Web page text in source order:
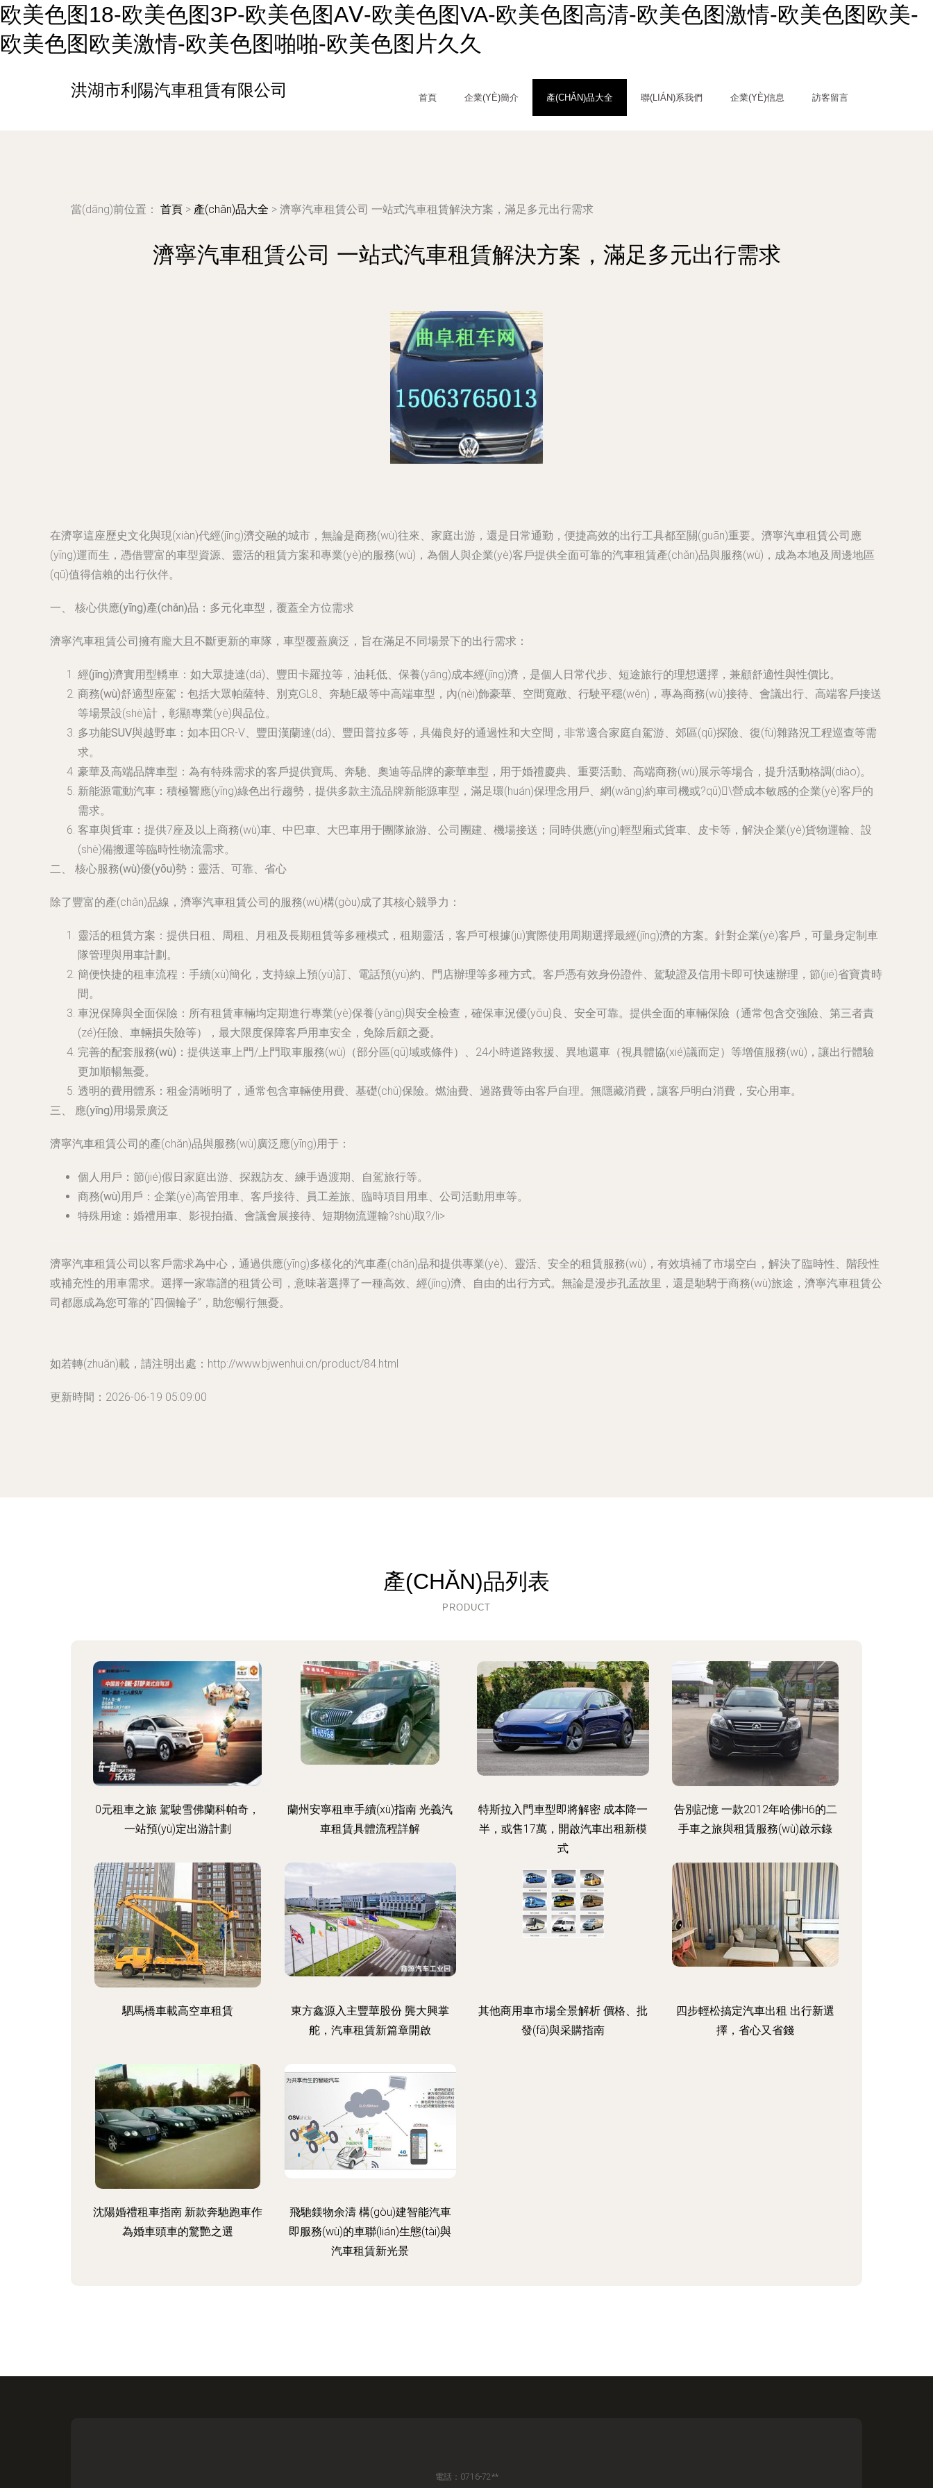
欧美色图18-欧美色图3P-欧美色图AⅤ-欧美色图VA-欧美色图高清-欧美色图激情-欧美色图欧美-
欧美色图欧美激情-欧美色图啪啪-欧美色图片久久
洪湖市利陽汽車租賃有限公司 首頁 企業(YÈ)簡介 產(CHǍN)品大全 聯(LIÁN)系我們 企業(YÈ)信息 訪客留言
當(dāng)前位置： 首頁 > 產(chǎn)品大全 > 濟寧汽車租賃公司 一站式汽車租賃解決方案，滿足多元出行需求
濟寧汽車租賃公司 一站式汽車租賃解決方案，滿足多元出行需求
在濟寧這座歷史文化與現(xiàn)代經(jīng)濟交融的城市，無論是商務(wù)往來、家庭出游，還是日常通勤，便捷高效的出行工具都至關(guān)重要。濟寧汽車租賃公司應
(yīng)運而生，憑借豐富的車型資源、靈活的租賃方案和專業(yè)的服務(wù)，為個人與企業(yè)客戶提供全面可靠的汽車租賃產(chǎn)品與服務(wù)，成為本地及周邊地區
(qū)值得信賴的出行伙伴。
一、 核心供應(yīng)產(chǎn)品：多元化車型，覆蓋全方位需求
濟寧汽車租賃公司擁有龐大且不斷更新的車隊，車型覆蓋廣泛，旨在滿足不同場景下的出行需求：
經(jīng)濟實用型轎車 ：如大眾捷達(dá)、豐田卡羅拉等，油耗低、保養(yǎng)成本經(jīng)濟，是個人日常代步、短途旅行的理想選擇，兼顧舒適性與性價比。
商務(wù)舒適型座駕 ：包括大眾帕薩特、別克GL8、奔馳E級等中高端車型，內(nèi)飾豪華、空間寬敞、行駛平穩(wěn)，專為商務(wù)接待、會議出行、高端客戶接送
等場景設(shè)計，彰顯專業(yè)與品位。
多功能SUV與越野車 ：如本田CR-V、豐田漢蘭達(dá)、豐田普拉多等，具備良好的通過性和大空間，非常適合家庭自駕游、郊區(qū)探險、復(fù)雜路況工程巡查等需
求。
豪華及高端品牌車型 ：為有特殊需求的客戶提供寶馬、奔馳、奧迪等品牌的豪華車型，用于婚禮慶典、重要活動、高端商務(wù)展示等場合，提升活動格調(diào)。
新能源電動汽車 ：積極響應(yīng)綠色出行趨勢，提供多款主流品牌新能源車型，滿足環(huán)保理念用戶、網(wǎng)約車司機或?qū)\營成本敏感的企業(yè)客戶的
需求。
客車與貨車 ：提供7座及以上商務(wù)車、中巴車、大巴車用于團隊旅游、公司團建、機場接送；同時供應(yīng)輕型廂式貨車、皮卡等，解決企業(yè)貨物運輸、設
(shè)備搬運等臨時性物流需求。
二、 核心服務(wù)優(yōu)勢：靈活、可靠、省心
除了豐富的產(chǎn)品線，濟寧汽車租賃公司的服務(wù)構(gòu)成了其核心競爭力：
靈活的租賃方案 ：提供日租、周租、月租及長期租賃等多種模式，租期靈活，客戶可根據(jù)實際使用周期選擇最經(jīng)濟的方案。針對企業(yè)客戶，可量身定制車
隊管理與用車計劃。
簡便快捷的租車流程 ：手續(xù)簡化，支持線上預(yù)訂、電話預(yù)約、門店辦理等多種方式。客戶憑有效身份證件、駕駛證及信用卡即可快速辦理，節(jié)省寶貴時
間。
車況保障與全面保險 ：所有租賃車輛均定期進行專業(yè)保養(yǎng)與安全檢查，確保車況優(yōu)良、安全可靠。提供全面的車輛保險（通常包含交強險、第三者責
(zé)任險、車輛損失險等），最大限度保障客戶用車安全，免除后顧之憂。
完善的配套服務(wù) ：提供送車上門/上門取車服務(wù)（部分區(qū)域或條件）、24小時道路救援、異地還車（視具體協(xié)議而定）等增值服務(wù)，讓出行體驗
更加順暢無憂。
透明的費用體系 ：租金清晰明了，通常包含車輛使用費、基礎(chǔ)保險。燃油費、過路費等由客戶自理。無隱藏消費，讓客戶明白消費，安心用車。
三、 應(yīng)用場景廣泛
濟寧汽車租賃公司的產(chǎn)品與服務(wù)廣泛應(yīng)用于：
個人用戶 ：節(jié)假日家庭出游、探親訪友、練手過渡期、自駕旅行等。
商務(wù)用戶 ：企業(yè)高管用車、客戶接待、員工差旅、臨時項目用車、公司活動用車等。
特殊用途 ：婚禮用車、影視拍攝、會議會展接待、短期物流運輸?shù)取?/li>
濟寧汽車租賃公司以客戶需求為中心，通過供應(yīng)多樣化的汽車產(chǎn)品和提供專業(yè)、靈活、安全的租賃服務(wù)，有效填補了市場空白，解決了臨時性、階段性
或補充性的用車需求。選擇一家靠譜的租賃公司，意味著選擇了一種高效、經(jīng)濟、自由的出行方式。無論是漫步孔孟故里，還是馳騁于商務(wù)旅途，濟寧汽車租賃公
司都愿成為您可靠的“四個輪子”，助您暢行無憂。
如若轉(zhuǎn)載，請注明出處：http://www.bjwenhui.cn/product/84.html
更新時間：2026-06-19 05:09:00
產(CHǍN)品列表
PRODUCT
0元租車之旅 駕駛雪佛蘭科帕奇，
一站預(yù)定出游計劃
蘭州安寧租車手續(xù)指南 光義汽
車租賃具體流程詳解
特斯拉入門車型即將解密 成本降一
半，或售17萬，開啟汽車出租新模
式
告別記憶 一款2012年哈佛H6的二
手車之旅與租賃服務(wù)啟示錄
駟馬橋車載高空車租賃
東方鑫源入主豐華股份 龔大興掌
舵，汽車租賃新篇章開啟
其他商用車市場全景解析 價格、批
發(fā)與采購指南
四步輕松搞定汽車出租 出行新選
擇，省心又省錢
沈陽婚禮租車指南 新款奔馳跑車作
為婚車頭車的驚艷之選
飛馳鎂物余濤 構(gòu)建智能汽車
即服務(wù)的車聯(lián)生態(tài)與
汽車租賃新光景
電話：0716-72**